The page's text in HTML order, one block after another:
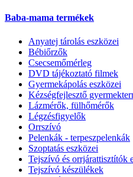
Baba-mama termékek
Anyatej tárolás eszközei
Bébiőrzők
Csecsemőmérleg
DVD tájékoztató filmek
Gyermekápolás eszközei
Kézségfejlesztő
Lázmérők, fülhőmérők
Légzésfigyelők
Orrszívó
Pelenkák - terpeszpelenkák
Szoptatás eszközei
Tejszívó és orrjárattisztítók
Tejszívó készülékek